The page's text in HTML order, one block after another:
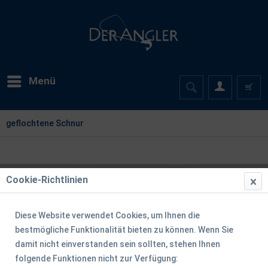
Menü
geflochtene Schnur
Cookie-Richtlinien
Diese Website verwendet Cookies, um Ihnen die
bestmögliche Funktionalität bieten zu können. Wenn Sie
damit nicht einverstanden sein sollten, stehen Ihnen
folgende Funktionen nicht zur Verfügung: